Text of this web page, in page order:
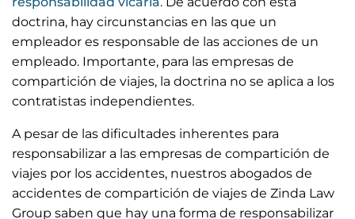
doctrina, hay circunstancias en las que un
empleador es responsable de las acciones de un
empleado. Importante, para las empresas de
compartición de viajes, la doctrina no se aplica a los
contratistas independientes.
A pesar de las dificultades inherentes para
responsabilizar a las empresas de compartición de
viajes por los accidentes, nuestros abogados de
accidentes de compartición de viajes de Zinda Law
Group saben que hay una forma de responsabilizar